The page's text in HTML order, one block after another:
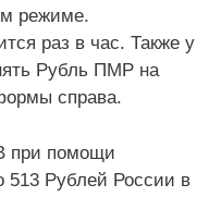
режиме.
раз в час. Также у
Рубль ПМР на
справа.
при помощи
513 Рублей России в